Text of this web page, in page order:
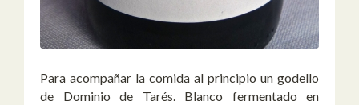
Para acompañar la comida al principio un godello
de Dominio de Tarés. Blanco fermentado en